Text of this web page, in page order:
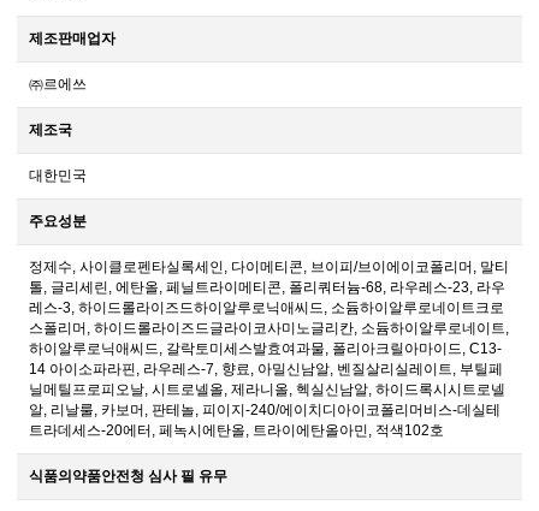
제조판매업자
㈜르에쓰
제조국
대한민국
주요성분
정제수, 사이클로펜타실록세인, 다이메티콘, 브이피/브이에이코폴리머, 말티
톨, 글리세린, 에탄올, 페닐트라이메티콘, 폴리쿼터늄-68, 라우레스-23, 라우
레스-3, 하이드롤라이즈드하이알루로닉애씨드, 소듐하이알루로네이트크로
스폴리머, 하이드롤라이즈드글라이코사미노글리칸, 소듐하이알루로네이트,
하이알루로닉애씨드, 갈락토미세스발효여과물, 폴리아크릴아마이드, C13-
14 아이소파라핀, 라우레스-7, 향료, 아밀신남알, 벤질살리실레이트, 부틸페
닐메틸프로피오날, 시트로넬올, 제라니올, 헥실신남알, 하이드록시시트로넬
알, 리날룰, 카보머, 판테놀, 피이지-240/에이치디아이코폴리머비스-데실테
트라데세스-20에터, 페녹시에탄올, 트라이에탄올아민, 적색102호
식품의약품안전청 심사 필 유무